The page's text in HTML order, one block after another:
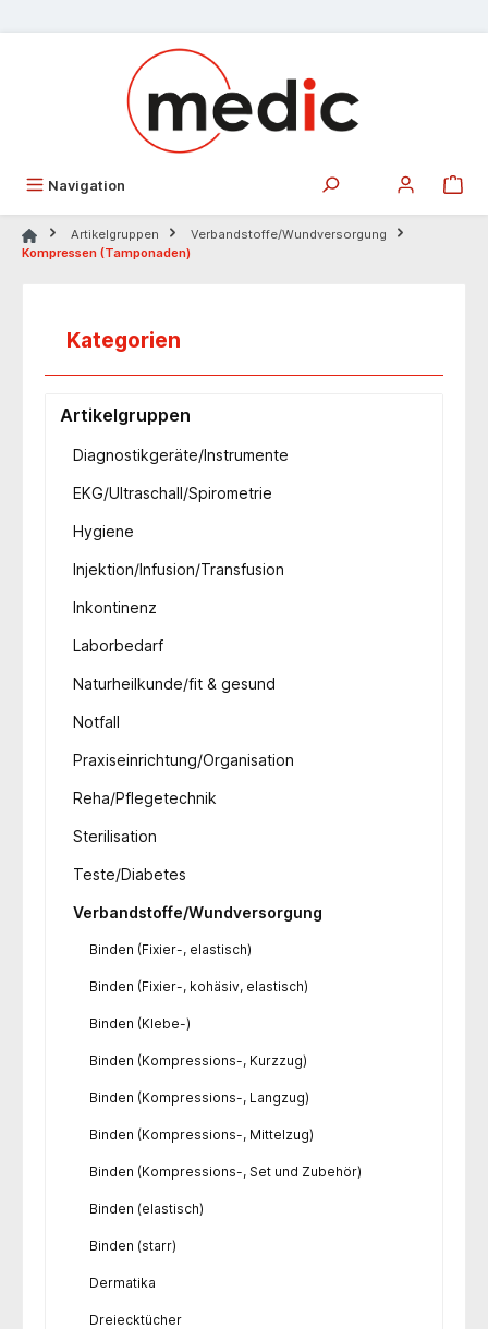
Navigation
Artikelgruppen
Verbandstoffe/Wundversorgung
Kompressen (Tamponaden)
Kategorien
Artikelgruppen
Diagnostikgeräte/Instrumente
EKG/Ultraschall/Spirometrie
Hygiene
Injektion/Infusion/Transfusion
Inkontinenz
Laborbedarf
Naturheilkunde/fit & gesund
Notfall
Praxiseinrichtung/Organisation
Reha/Pflegetechnik
Sterilisation
Teste/Diabetes
Verbandstoffe/Wundversorgung
Binden (Fixier-, elastisch)
Binden (Fixier-, kohäsiv, elastisch)
Binden (Klebe-)
Binden (Kompressions-, Kurzzug)
Binden (Kompressions-, Langzug)
Binden (Kompressions-, Mittelzug)
Binden (Kompressions-, Set und Zubehör)
Binden (elastisch)
Binden (starr)
Dermatika
Dreiecktücher